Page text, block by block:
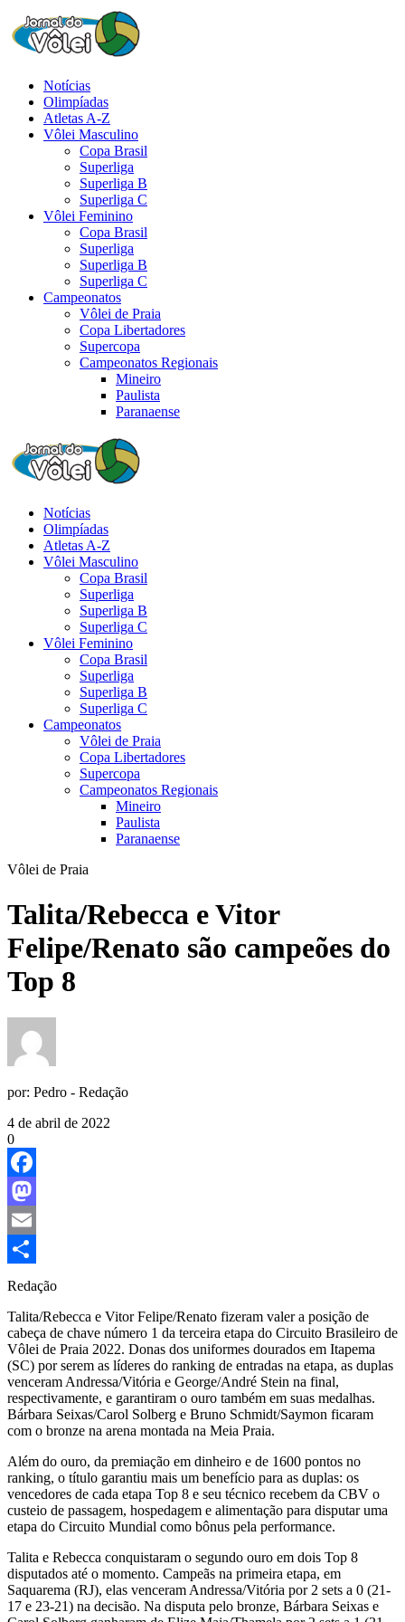
Notícias
Olimpíadas
Atletas A-Z
Vôlei Masculino
Copa Brasil
Superliga
Superliga B
Superliga C
Vôlei Feminino
Copa Brasil
Superliga
Superliga B
Superliga C
Campeonatos
Vôlei de Praia
Copa Libertadores
Supercopa
Campeonatos Regionais
Mineiro
Paulista
Paranaense
Notícias
Olimpíadas
Atletas A-Z
Vôlei Masculino
Copa Brasil
Superliga
Superliga B
Superliga C
Vôlei Feminino
Copa Brasil
Superliga
Superliga B
Superliga C
Campeonatos
Vôlei de Praia
Copa Libertadores
Supercopa
Campeonatos Regionais
Mineiro
Paulista
Paranaense
Vôlei de Praia
Talita/Rebecca e Vitor
Felipe/Renato são campeões do
Top 8
por: Pedro - Redação
4 de abril de 2022
0
Facebook
Mastodon
Email
Share
Redação
Talita/Rebecca e Vitor Felipe/Renato fizeram valer a posição de
cabeça de chave número 1 da terceira etapa do Circuito Brasileiro de
Vôlei de Praia 2022. Donas dos uniformes dourados em Itapema
(SC) por serem as líderes do ranking de entradas na etapa, as duplas
venceram Andressa/Vitória e George/André Stein na final,
respectivamente, e garantiram o ouro também em suas medalhas.
Bárbara Seixas/Carol Solberg e Bruno Schmidt/Saymon ficaram
com o bronze na arena montada na Meia Praia.
Além do ouro, da premiação em dinheiro e de 1600 pontos no
ranking, o título garantiu mais um benefício para as duplas: os
vencedores de cada etapa Top 8 e seu técnico recebem da CBV o
custeio de passagem, hospedagem e alimentação para disputar uma
etapa do Circuito Mundial como bônus pela performance.
Talita e Rebecca conquistaram o segundo ouro em dois Top 8
disputados até o momento. Campeãs na primeira etapa, em
Saquarema (RJ), elas venceram Andressa/Vitória por 2 sets a 0 (21-
17 e 23-21) na decisão. Na disputa pelo bronze, Bárbara Seixas e